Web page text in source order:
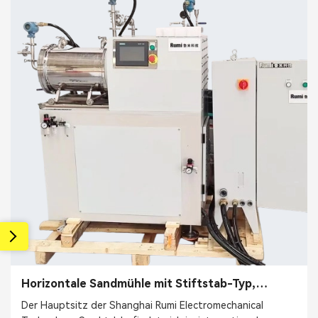
Horizontale Sandmühle mit Stiftstab-Typ,
lösungsmittelbasierter Farb- und
Tintenperlenmühle
Der Hauptsitz der Shanghai Rumi Electromechanical